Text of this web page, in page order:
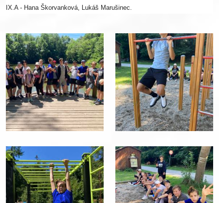
IX.A - Hana Škorvanková, Lukáš Marušinec.